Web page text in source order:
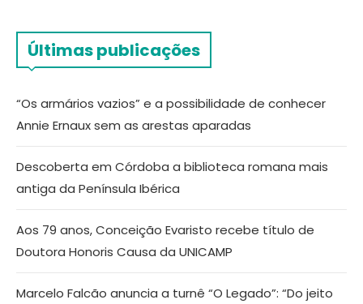
Últimas publicações
“Os armários vazios” e a possibilidade de conhecer
Annie Ernaux sem as arestas aparadas
Descoberta em Córdoba a biblioteca romana mais
antiga da Península Ibérica
Aos 79 anos, Conceição Evaristo recebe título de
Doutora Honoris Causa da UNICAMP
Marcelo Falcão anuncia a turnê “O Legado”: “Do jeito